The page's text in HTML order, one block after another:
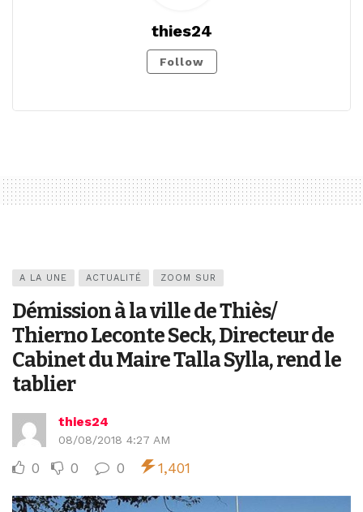
thies24
Follow
A LA UNE ACTUALITÉ ZOOM SUR
Démission à la ville de Thiès/
Thierno Leconte Seck, Directeur de
Cabinet du Maire Talla Sylla, rend le
tablier
thies24
08/08/2018 4:27 AM
0 0 0 1,401